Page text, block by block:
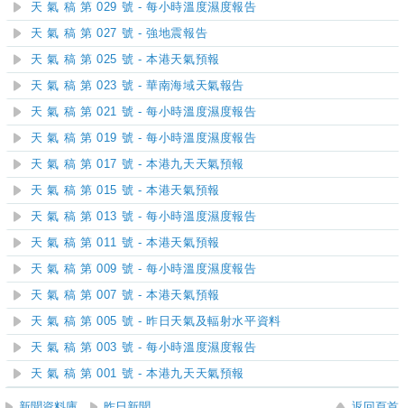
天 氣 稿 第 029 號 - 每小時溫度濕度報告
天 氣 稿 第 027 號 - 強地震報告
天 氣 稿 第 025 號 - 本港天氣預報
天 氣 稿 第 023 號 - 華南海域天氣報告
天 氣 稿 第 021 號 - 每小時溫度濕度報告
天 氣 稿 第 019 號 - 每小時溫度濕度報告
天 氣 稿 第 017 號 - 本港九天天氣預報
天 氣 稿 第 015 號 - 本港天氣預報
天 氣 稿 第 013 號 - 每小時溫度濕度報告
天 氣 稿 第 011 號 - 本港天氣預報
天 氣 稿 第 009 號 - 每小時溫度濕度報告
天 氣 稿 第 007 號 - 本港天氣預報
天 氣 稿 第 005 號 - 昨日天氣及輻射水平資料
天 氣 稿 第 003 號 - 每小時溫度濕度報告
天 氣 稿 第 001 號 - 本港九天天氣預報